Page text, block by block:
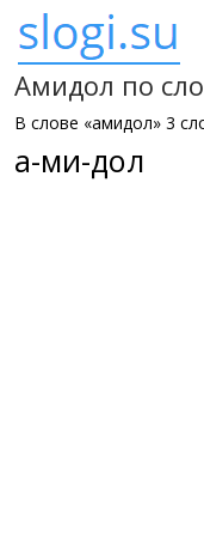
Амидол по
В слове «амидол» 3
а-ми-дол